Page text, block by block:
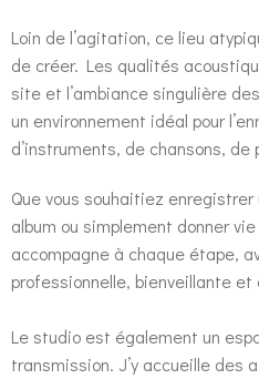
Loin de l’agitation, ce lieu
de créer. Les qualités
site et l’ambiance singulière
un environnement idéal pour
d’instruments, de chansons,
Que vous souhaitiez enregistrer
album ou simplement donner
accompagne à chaque étape,
professionnelle, bienveillante
Le studio est également un
transmission. J’y accueille des